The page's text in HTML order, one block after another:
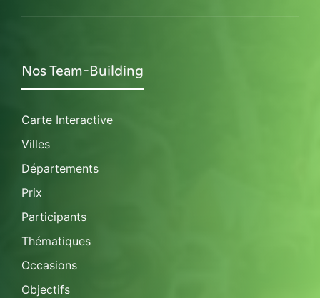
Nos Team-Building
Carte Interactive
Villes
Départements
Prix
Participants
Thématiques
Occasions
Objectifs